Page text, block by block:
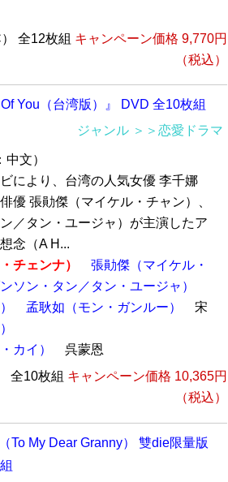
全12枚組 キャンペーン価格 9,770円
（税込）
You（台湾版）』 DVD 全10枚組
ジャンル ＞＞恋愛ドラマ
文）
により、台湾の人気女優 李千娜
優 張勛傑（マイケル・チャン）、
／タン・ユージャ）が主演したア
念（A H...
チェンナ）
張勛傑（マイケル・
ソン・タン／タン・ユージャ）
孟耿如（モン・ガンルー）
宋
カイ）
呉蒙恩
全10枚組 キャンペーン価格 10,365円
（税込）
To My Dear Granny） 雙die限量版